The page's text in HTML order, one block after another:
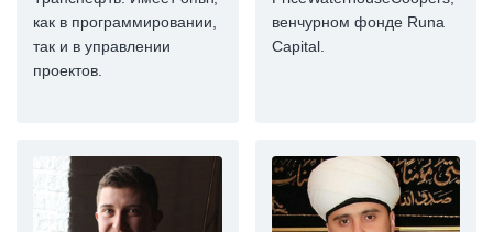
как в программировании,
так и в управлении
проектов.
венчурном фонде Runa
Capital.